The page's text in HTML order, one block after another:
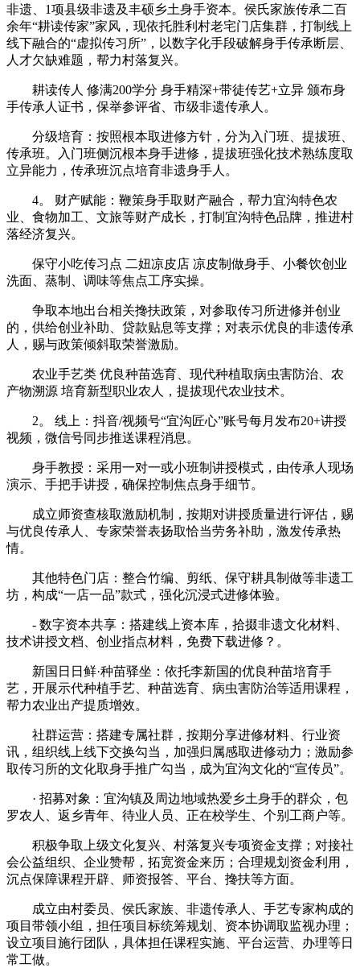
非遗、1项县级非遗及丰硕乡土身手资本。侯氏家族传承二百
余年“耕读传家”家风，现依托胜利村老宅门店集群，打制线上
线下融合的“虚拟传习所”，以数字化手段破解身手传承断层、
人才欠缺难题，帮力村落复兴。
耕读传人 修满200学分 身手精深+带徒传艺+立异 颁布身
手传承人证书，保举参评省、市级非遗传承人。
‌分级培育‌：按照根本取进修方针，分为入门班、提拔班、
传承班。入门班侧沉根本身手进修，提拔班强化技术熟练度取
立异能力，传承班沉点培育非遗身手人。
4。 财产赋能：鞭策身手取财产融合，帮力宜沟特色农
业、食物加工、文旅等财产成长，打制宜沟特色品牌，推进村
落经济复兴。
保守小吃传习点 二妞凉皮店 凉皮制做身手、小餐饮创业
洗面、蒸制、调味等焦点工序实操。
争取本地出台相关搀扶政策，对参取传习所进修并创业
的，供给创业补助、贷款贴息等支撑；对表示优良的非遗传承
人，赐与政策倾斜取荣誉激励。
农业手艺类 优良种苗选育、现代种植取病虫害防治、农
产物溯源 培育新型职业农人，提拔现代农业技术。
2。 线上：抖音/视频号“宜沟匠心”账号每月发布20+讲授
视频，微信号同步推送课程消息。
身手教授：采用一对一或小班制讲授模式，由传承人现场
演示、手把手讲授，确保控制焦点身手细节。
成立师资查核取激励机制，按期对讲授质量进行评估，赐
与优良传承人、专家荣誉表扬取恰当劳务补助，激发传承热
情。
其他特色门店：整合竹编、剪纸、保守耕具制做等非遗工
坊，构成“一店一品”款式，强化沉浸式进修体验。
- 数字资本共享：搭建线上资本库，拾掇非遗文化材料、
技术讲授文档、创业指点材料，免费下载进修？。
新国日日鲜·种苗驿坐：依托李新国的优良种苗培育手
艺，开展示代种植手艺、种苗选育、病虫害防治等适用课程，
帮力农业出产提质增效。
‌社群运营‌：搭建专属社群，按期分享进修材料、行业资
讯，组织线上线下交换勾当，加强归属感取进修动力；激励参
取传习所的文化取身手推广勾当，成为宜沟文化的“宣传员”。
· 招募对象：宜沟镇及周边地域热爱乡土身手的群众，包
罗农人、返乡青年、待业人员、正在校学生、个别工商户等。
积极争取上级文化复兴、村落复兴专项资金支撑；对接社
会公益组织、企业赞帮，拓宽资金来历；合理规划资金利用，
沉点保障课程开辟、师资报答、平台、搀扶等方面。
成立由村委员、侯氏家族、非遗传承人、手艺专家构成的
项目带领小组，担任项目标统筹规划、资本协调取监视办理；
设立项目施行团队，具体担任课程实施、平台运营、办理等日
常工做。